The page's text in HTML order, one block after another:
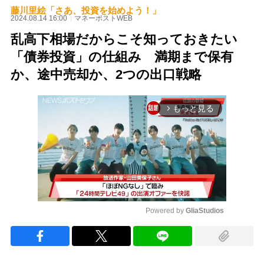
藤川里絵「さあ、投資を始めよう！」
2024.08.14 16:00 マネーポストWEB
乱高下相場だからこそ知っておきたい
「債券投資」の仕組み 満期まで保有
か、途中売却か、2つの出口戦略
arrow_forward_ios もっと見る
Powered by GliaStudios